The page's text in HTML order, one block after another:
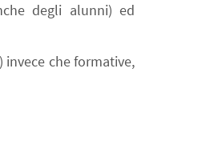
degli alunni) ed
che formative,